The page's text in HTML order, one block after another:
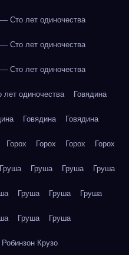
Сто лет одиночества
Сто лет одиночества
Сто лет одиночества
одиночества Говядина
Говядина Говядина
Горох Горох Горох Горох
Груша Груша Груша Груша
Груша Груша Груша
Груша Груша
Крузо